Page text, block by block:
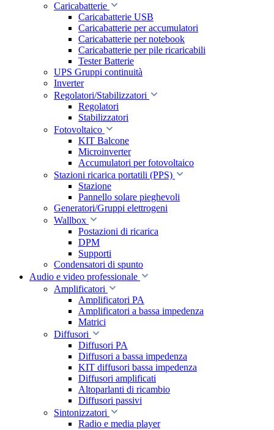
Caricabatterie
Caricabatterie USB
Caricabatterie per accumulatori
Caricabatterie per notebook
Caricabatterie per pile ricaricabili
Tester Batterie
UPS Gruppi continuità
Inverter
Regolatori/Stabilizzatori
Regolatori
Stabilizzatori
Fotovoltaico
KIT Balcone
Microinverter
Accumulatori per fotovoltaico
Stazioni ricarica portatili (PPS)
Stazione
Pannello solare pieghevoli
Generatori/Gruppi elettrogeni
Wallbox
Postazioni di ricarica
DPM
Supporti
Condensatori di spunto
Audio e video professionale
Amplificatori
Amplificatori PA
Amplificatori a bassa impedenza
Matrici
Diffusori
Diffusori PA
Diffusori a bassa impedenza
KIT diffusori bassa impedenza
Diffusori amplificati
Altoparlanti di ricambio
Diffusori passivi
Sintonizzatori
Radio e media player